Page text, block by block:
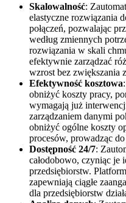
Skalowalność:
elastyczne rozwiązania
połączeń, pozwalając
według zmiennych
rozwiązania w skali
efektywnie zarządzać
wzrost bez zwiększania
Efektywność kosztowa
obniżyć koszty pracy,
wymagają już
zarządzaniem danymi
obniżyć ogólne koszty
procesów, prowadząc
Dostępność 24/7:
całodobowo, czyniąc je
przedsiębiorstw.
zapewniają ciągłe
dla przedsiębiorstw